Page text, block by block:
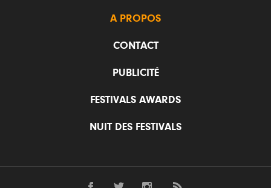
A PROPOS
CONTACT
PUBLICITÉ
FESTIVALS AWARDS
NUIT DES FESTIVALS